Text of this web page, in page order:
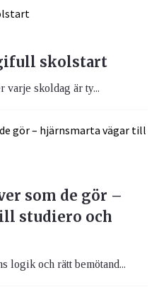
skolstart
varje skoldag är ty...
som de gör –
studiero och
logik och rätt bemötand...